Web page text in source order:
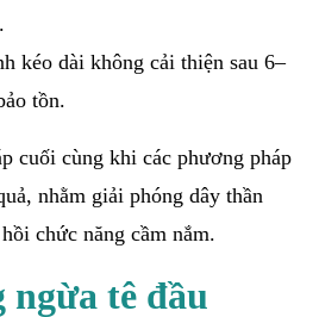
kéo dài không cải thiện sau 6–
tồn.
cuối cùng khi các phương pháp
nhằm giải phóng dây thần
chức năng cầm nắm.
ngừa tê đầu